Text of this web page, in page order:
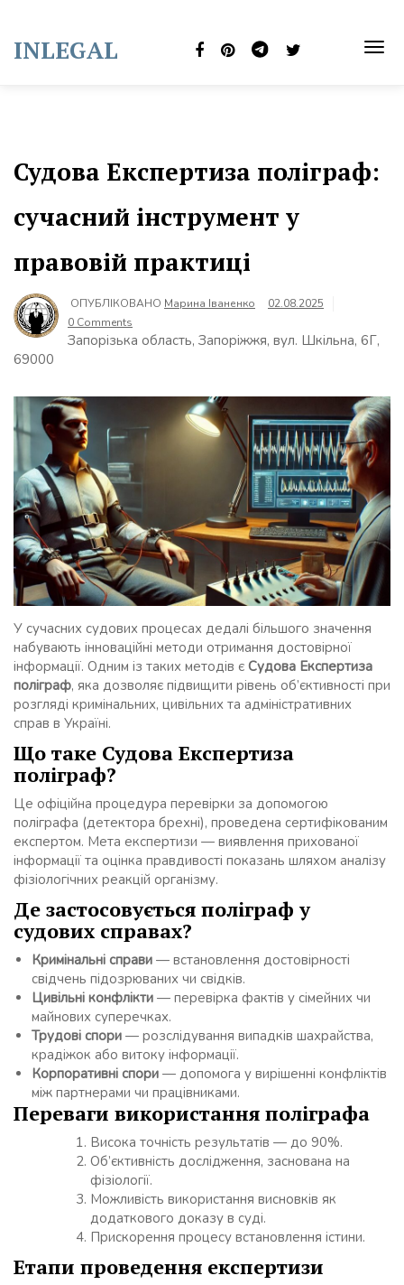
content
INLEGAL
Судова Експертиза поліграф:
сучасний інструмент у
правовій практиці
ОПУБЛІКОВАНО Марина Іваненко
02.08.2025
0 Comments
Запорізька область, Запоріжжя, вул. Шкільна, 6Г,
69000
У сучасних судових процесах дедалі більшого значення
набувають інноваційні методи отримання достовірної
інформації. Одним із таких методів є Судова Експертиза
поліграф, яка дозволяє підвищити рівень об’єктивності при
розгляді кримінальних, цивільних та адміністративних
справ в Україні.
Що таке Судова Експертиза
поліграф?
Це офіційна процедура перевірки за допомогою
поліграфа (детектора брехні), проведена сертифікованим
експертом. Мета експертизи — виявлення прихованої
інформації та оцінка правдивості показань шляхом аналізу
фізіологічних реакцій організму.
Де застосовується поліграф у
судових справах?
Кримінальні справи — встановлення достовірності
свідчень підозрюваних чи свідків.
Цивільні конфлікти — перевірка фактів у сімейних чи
майнових суперечках.
Трудові спори — розслідування випадків шахрайства,
крадіжок або витоку інформації.
Корпоративні спори — допомога у вирішенні конфліктів
між партнерами чи працівниками.
Переваги використання поліграфа
Висока точність результатів — до 90%.
Об’єктивність дослідження, заснована на
фізіології.
Можливість використання висновків як
додаткового доказу в суді.
Прискорення процесу встановлення істини.
Етапи проведення експертизи